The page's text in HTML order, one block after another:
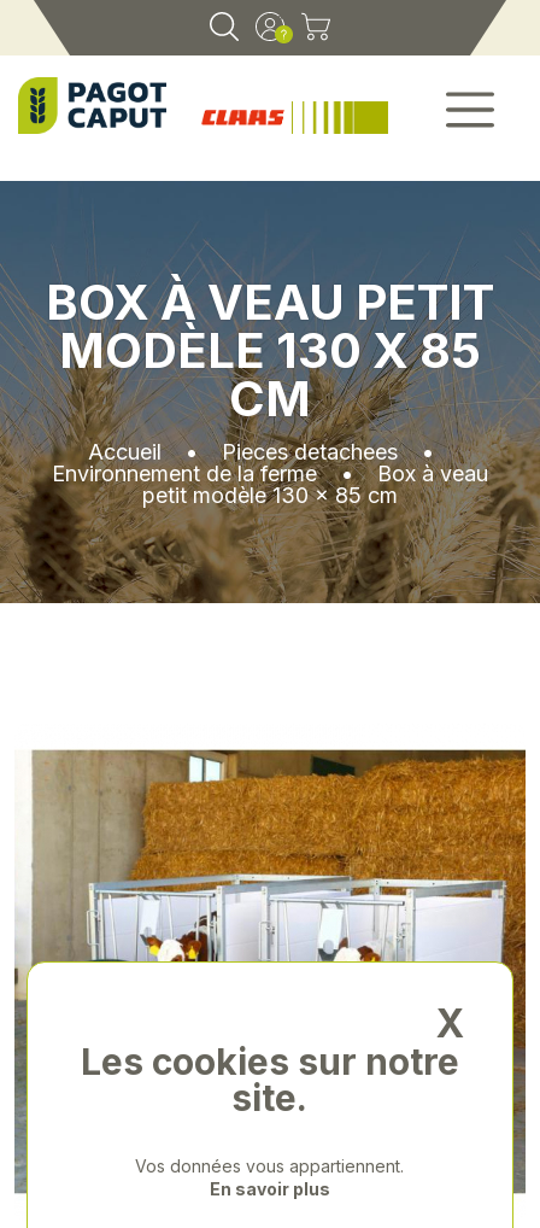
BOX À VEAU PETIT
MODÈLE 130 X 85
CM
Accueil•Pieces detachees•
Environnement de la ferme•Box à veau
petit modèle 130 x 85 cm
Next
X
Les cookies sur notre
site.
Vos données vous appartiennent.
En savoir plus